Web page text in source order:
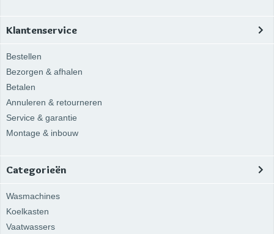
Klantenservice
Bestellen
Bezorgen & afhalen
Betalen
Annuleren & retourneren
Service & garantie
Montage & inbouw
Categorieën
Wasmachines
Koelkasten
Vaatwassers